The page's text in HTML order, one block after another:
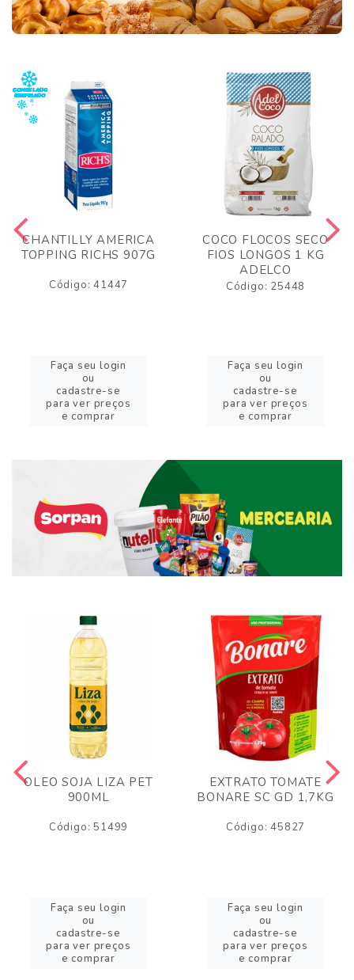
CHANTILLY AMERICA
TOPPING RICHS 907G
Código: 41447
Faça seu login
ou
cadastre-se
para ver preços
e comprar
COCO FLOCOS SECO
FIOS LONGOS 1 KG
ADELCO
Código: 25448
Faça seu login
ou
cadastre-se
para ver preços
e comprar
OLEO SOJA LIZA PET
900ML
Código: 51499
Faça seu login
ou
cadastre-se
para ver preços
e comprar
EXTRATO TOMATE
BONARE SC GD 1,7KG
Código: 45827
Faça seu login
ou
cadastre-se
para ver preços
e comprar